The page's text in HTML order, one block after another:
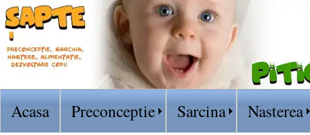
Acasa Preconceptie Sarcina Nasterea